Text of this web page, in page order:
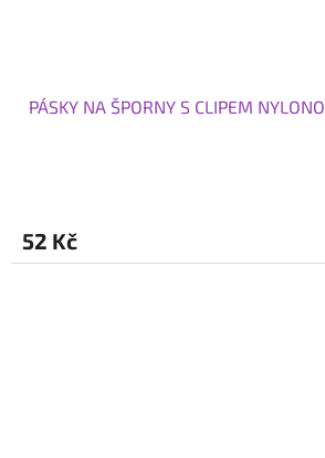
PÁSKY NA ŠPORNY S CLIPEM
52 Kč